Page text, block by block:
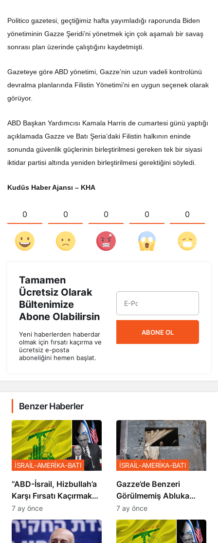
Politico gazetesi, geçtiğimiz hafta yayımladığı raporunda Biden
yönetiminin Gazze Şeridi’ni yönetmek için çok aşamalı bir savaş
sonrası plan üzerinde çalıştığını kaydetmişti.
Gazeteye göre ABD yönetimi, Gazze’nin uzun vadeli kontrolünü
devralma planlarında Filistin Yönetimi’ni en uygun seçenek olarak
görüyor.
ABD Başkan Yardımcısı Kamala Harris de cumartesi günü yaptığı
açıklamada Gazze ve Batı Şeria’daki Filistin halkının eninde
sonunda güvenlik güçlerinin birleştirilmesi gereken tek bir siyasi
iktidar partisi altında yeniden birleştirilmesi gerektiğini söyledi.
Kudüs Haber Ajansı – KHA
0 0 0 0 0
Tamamen
Ücretsiz Olarak
Bültenimize
Abone Olabilirsin
Yeni haberlerden haberdar
olmak için fırsatı kaçırma ve
ücretsiz e-posta
aboneliğini hemen başlat.
ABONE OL
Benzer Haberler
​​​​​​​”ABD-İsrail, Hizbullah’a
Karşı Fırsatı Kaçırmak
İstemiyor”
İSRAİL-AMERİKA-BATI
7 ay önce
​​​​​​​Gazze’de Benzeri
Görülmemiş Abluka
Planı
İSRAİL-AMERİKA-BATI
7 ay önce